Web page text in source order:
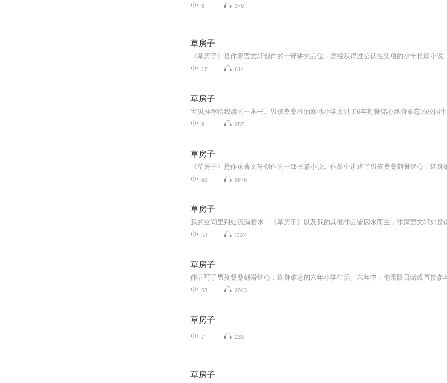
6 370
草房子
《草房子》是作家曹文轩创作的一部讲究品位，曾经获得过公认性奖项的少年长篇小说。
17 614
草房子
9 287
草房子
60 8878
草房子
58 3324
草房子
58 2043
草房子
7 230
草房子